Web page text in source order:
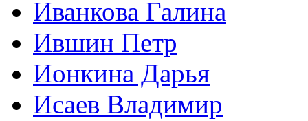
Иванкова Галина
Ившин Петр
Ионкина Дарья
Исаев Владимир